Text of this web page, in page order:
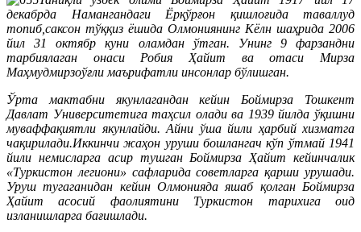
декабрда Намангандаги Ёрқўрғон қишлоғида таваллуд
топиб,саксон тўққиз ёшида Олмониянинг Кёлн шаҳрида 2006
йил 31 октябр куни оламдан ўтган. Унинг 9 фарзандни
тарбиялаган онаси Робия Ҳайит ва отаси Мирза
Маҳмудмирзоўғли маърифатли инсонлар бўлишган.
Ўрта мактабни якунлагандан кейин Боймирза Тошкент
Давлат Университетига таҳсил олади ва 1939 йилда ўқишни
муваффақиятли якунлайди. Айни ўша йили ҳарбий хизматга
чақирилади.Иккинчи жаҳон уруши бошлангач кўп ўтмай 1941
йили немисларга асир тушган Боймирза Ҳайит кейинчалик
«Туркистон легиони» сафларида советларга қарши урушади.
Уруш тугаганидан кейин Олмонияда яшаб қолган Боймирза
Ҳайит асосий фаолиятини Туркистон тарихига оид
изланишларга бағишлади.